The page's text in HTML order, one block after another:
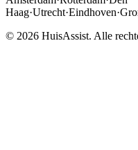
Haag·Utrecht·Eindhoven·
© 2026 HuisAssist. Alle